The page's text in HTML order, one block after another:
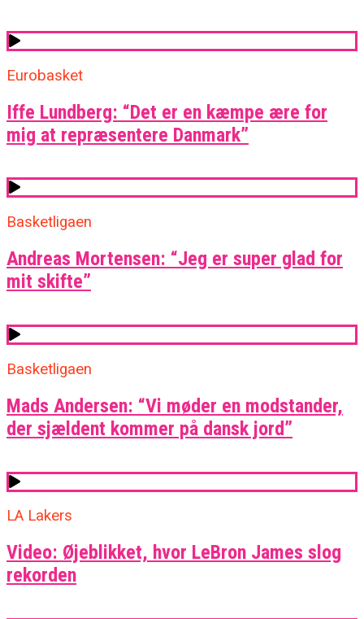
Eurobasket
Iffe Lundberg: “Det er en kæmpe ære for
mig at repræsentere Danmark”
Basketligaen
Andreas Mortensen: “Jeg er super glad for
mit skifte”
Basketligaen
Mads Andersen: “Vi møder en modstander,
der sjældent kommer på dansk jord”
LA Lakers
Video: Øjeblikket, hvor LeBron James slog
rekorden